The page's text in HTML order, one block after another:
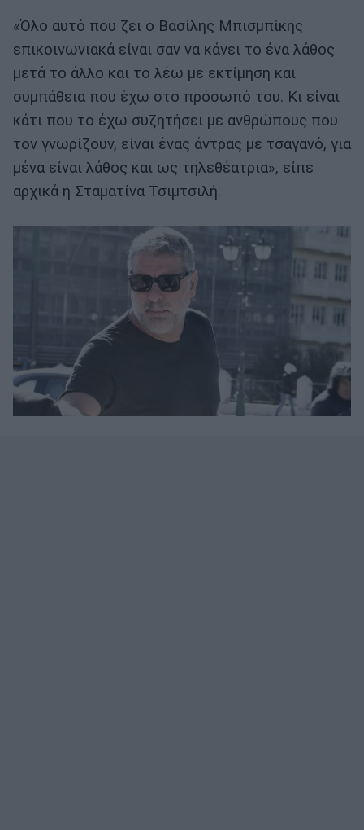
«Όλο αυτό που ζει ο Βασίλης Μπισμπίκης
επικοινωνιακά είναι σαν να κάνει το ένα λάθος
μετά το άλλο και το λέω με εκτίμηση και
συμπάθεια που έχω στο πρόσωπό του. Κι είναι
κάτι που το έχω συζητήσει με ανθρώπους που
τον γνωρίζουν, είναι ένας άντρας με τσαγανό, για
μένα είναι λάθος και ως τηλεθέατρια», είπε
αρχικά η Σταματίνα Τσιμτσιλή.